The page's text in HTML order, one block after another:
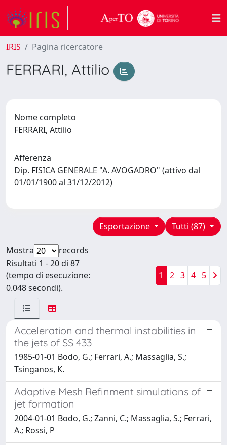
IRIS Pagina ricercatore
FERRARI, Attilio
Nome completo
FERRARI, Attilio
Afferenza
Dip. FISICA GENERALE "A. AVOGADRO" (attivo dal
01/01/1900 al 31/12/2012)
Tutti (87)
Esportazione
Mostra
records
Risultati 1 - 20 di 87
(tempo di esecuzione:
0.048 secondi).
1 2 3 4 5
Acceleration and thermal instabilities in
the jets of SS 433
1985-01-01 Bodo, G.; Ferrari, A.; Massaglia, S.;
Tsinganos, K.
Adaptive Mesh Refinment simulations of
jet formation
2004-01-01 Bodo, G.; Zanni, C.; Massaglia, S.; Ferrari,
A.; Rossi, P